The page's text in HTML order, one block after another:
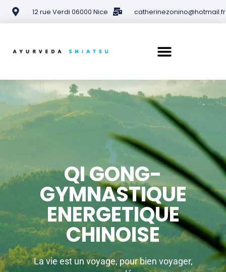
12 rue Verdi 06000 Nice​ catherinezonino@hotmail.fr
QI GONG-
GYMNASTIQUE
ENERGETIQUE
CHINOISE
La vie est un voyage, pour bien voyager,